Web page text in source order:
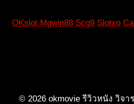
OKslot Mgwin88 Scg9 Slotxo
© 2026 okmovie รีวิวหนัง วิจ